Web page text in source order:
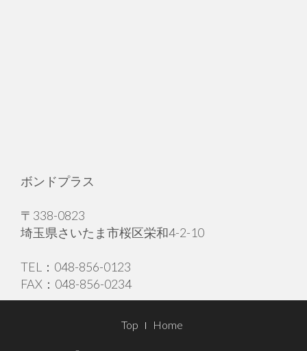
ボンドプラス
〒338-0823
埼玉県さいたま市桜区栄和4-2-10
TEL：048-856-0123
FAX：048-856-0234
Top Home